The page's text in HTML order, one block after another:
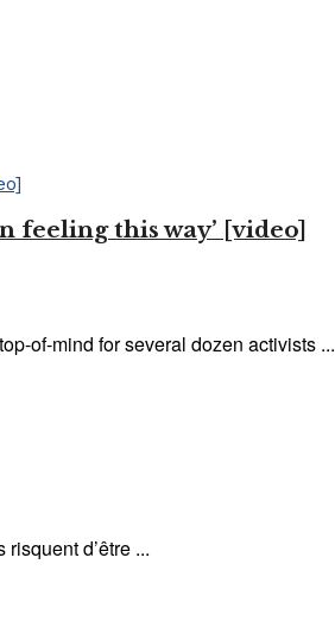
feeling this way’ [video]
of-mind for several dozen activists ...
d’être ...